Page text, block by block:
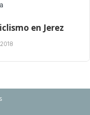
en Jerez